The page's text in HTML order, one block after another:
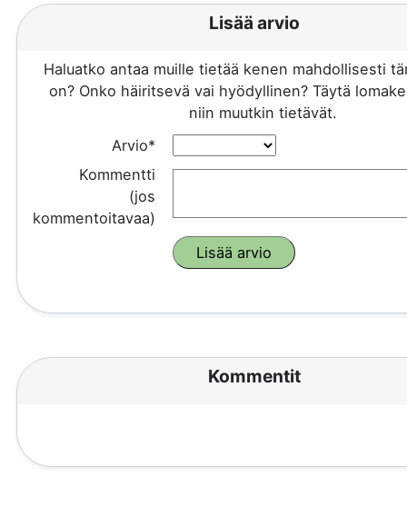
Lisää arvio
Haluatko antaa muille tietää kenen mahdollisesti
on? Onko häiritsevä vai hyödyllinen? Täytä
niin muutkin tietävät.
Arvio*
Kommentti
(jos
kommentoitavaa)
Kommentit